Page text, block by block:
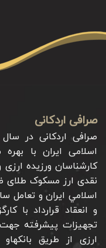
صرافی اردکانی
اسلامی ایران با
کارشناسان ورزیده
نقدی ارز مسکوک
اسلامي ايران و تعامل
و انعقاد قرارداد با
تجهیزات پیشرفته
ارزی از طریق